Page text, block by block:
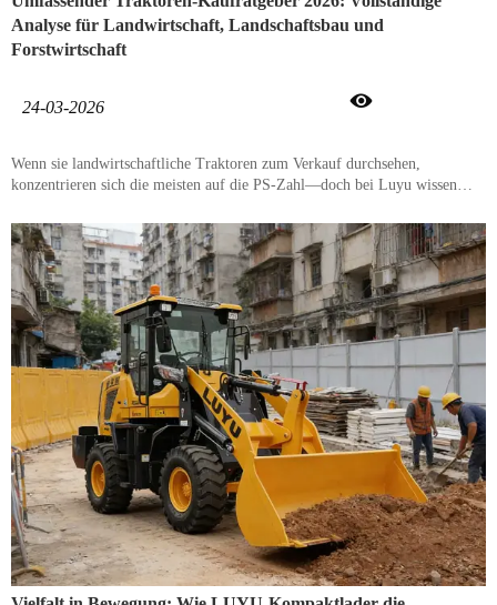
Analyse für Landwirtschaft, Landschaftsbau und
Forstwirtschaft
24-03-2026 
Wenn sie landwirtschaftliche Traktoren zum Verkauf durchsehen,
konzentrieren sich die meisten auf die PS-Zahl—doch bei Luyu wissen
wendigen "Agility King" oder ein schweres "Field Workhorse" benötigen,
dieser Traktoren-Kaufratgeber blickt über die technischen Daten hinaus
und hilft Ihnen, einen leistungsstarken Mehrzwecktraktor zu finden, der
auf Ihrer spezifischen Baustelle wirklich den Unterschied macht.